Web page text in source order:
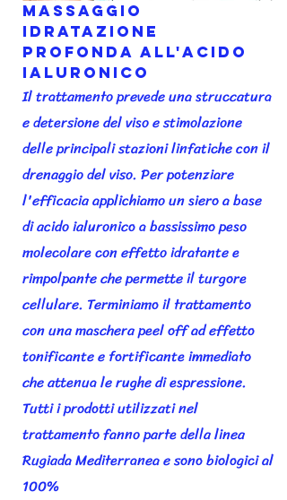
Massaggio
idratazione
profonda all'acido
ialuronico
Il trattamento prevede una struccatura
e detersione del viso e stimolazione
delle principali stazioni linfatiche con il
drenaggio del viso. Per potenziare
l'efficacia applichiamo un siero a base
di acido ialuronico a bassissimo peso
molecolare con effetto idratante e
rimpolpante che permette il turgore
cellulare. Terminiamo il trattamento
con una maschera peel off ad effetto
tonificante e fortificante immediato
che attenua le rughe di espressione.
Tutti i prodotti utilizzati nel
trattamento fanno parte della linea
Rugiada Mediterranea e sono biologici al
100%